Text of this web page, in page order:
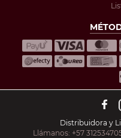
Distribuidora y
Llámanos: +57